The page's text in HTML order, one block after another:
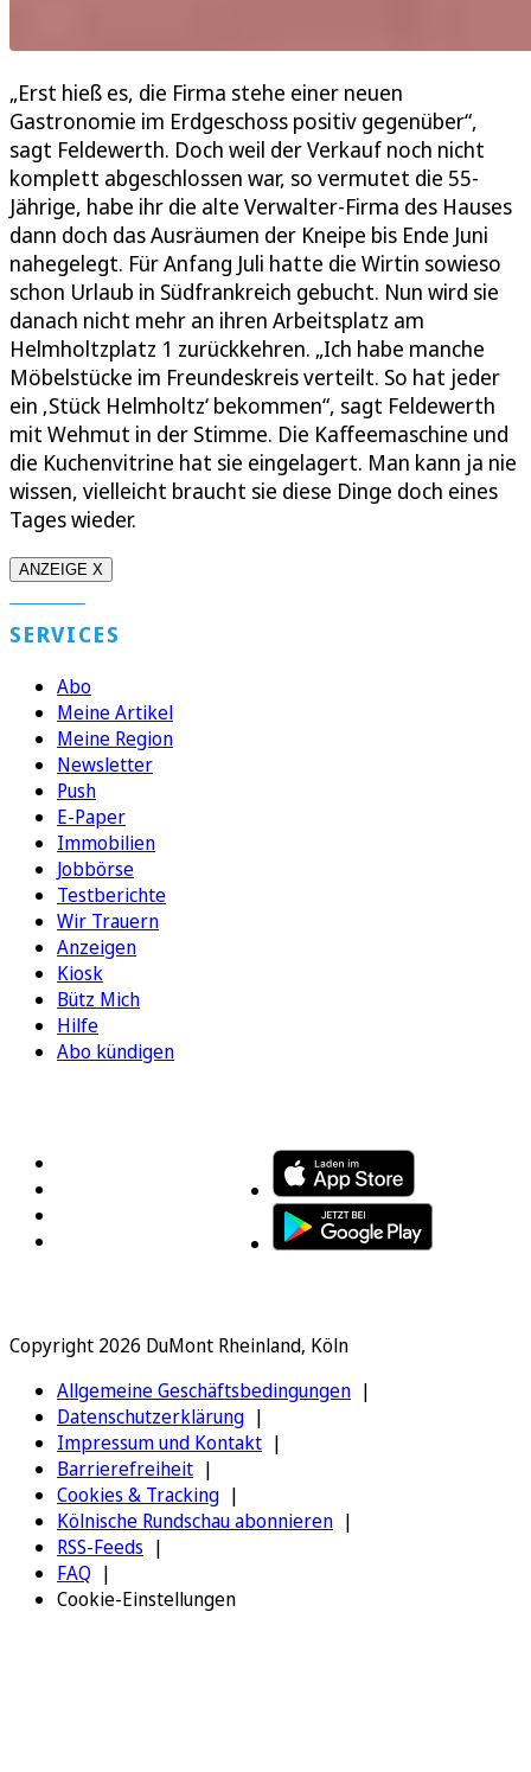
„Erst hieß es, die Firma stehe einer neuen
Gastronomie im Erdgeschoss positiv gegenüber“,
sagt Feldewerth. Doch weil der Verkauf noch nicht
komplett abgeschlossen war, so vermutet die 55-
Jährige, habe ihr die alte Verwalter-Firma des Hauses
dann doch das Ausräumen der Kneipe bis Ende Juni
nahegelegt. Für Anfang Juli hatte die Wirtin sowieso
schon Urlaub in Südfrankreich gebucht. Nun wird sie
danach nicht mehr an ihren Arbeitsplatz am
Helmholtzplatz 1 zurückkehren. „Ich habe manche
Möbelstücke im Freundeskreis verteilt. So hat jeder
ein ‚Stück Helmholtz‘ bekommen“, sagt Feldewerth
mit Wehmut in der Stimme. Die Kaffeemaschine und
die Kuchenvitrine hat sie eingelagert. Man kann ja nie
wissen, vielleicht braucht sie diese Dinge doch eines
Tages wieder.
ANZEIGE X
SERVICES
Abo
Meine Artikel
Meine Region
Newsletter
Push
E-Paper
Immobilien
Jobbörse
Testberichte
Wir Trauern
Anzeigen
Kiosk
Bütz Mich
Hilfe
Abo kündigen
Copyright 2026 DuMont Rheinland, Köln
Allgemeine Geschäftsbedingungen
Datenschutzerklärung
Impressum und Kontakt
Barrierefreiheit
Cookies & Tracking
Kölnische Rundschau abonnieren
RSS-Feeds
FAQ
Cookie-Einstellungen